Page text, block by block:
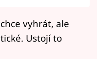
vyhrát, ale
Ustojí to